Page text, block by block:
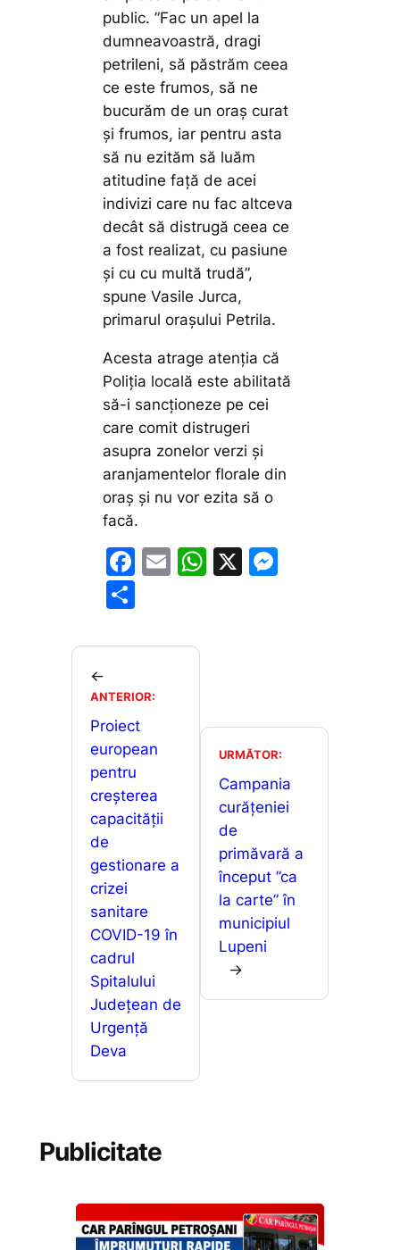
public.”Fac un apel la
dumneavoastră, dragi
petrileni, să păstrăm ceea
ce este frumos, să ne
bucurăm de un oraș curat
și frumos, iar pentru asta
să nu ezităm să luăm
atitudine față de acei
indivizi care nu fac altceva
decât să distrugă ceea ce
a fost realizat, cu pasiune
și cu cu multă trudă”,
spune Vasile Jurca,
primarul orașului Petrila.
Acesta atrage atenția că
Poliția locală este abilitată
să-i sancționeze pe cei
care comit distrugeri
asupra zonelor verzi și
aranjamentelor florale din
oraș și nu vor ezita să o
facă.
F
e
o
o
k
E
l
W
p
X
g
er
ta
a
z
ă
←
ANTERIOR:
Proiect
european
pentru
creșterea
capacității
de
gestionare a
crizei
sanitare
COVID-19 în
cadrul
Spitalului
Județean de
Urgență
Deva
URMĂTOR:
Campania
curățeniei
de
primăvară a
început ”ca
la carte” în
municipiul
Lupeni
→
Publicitate